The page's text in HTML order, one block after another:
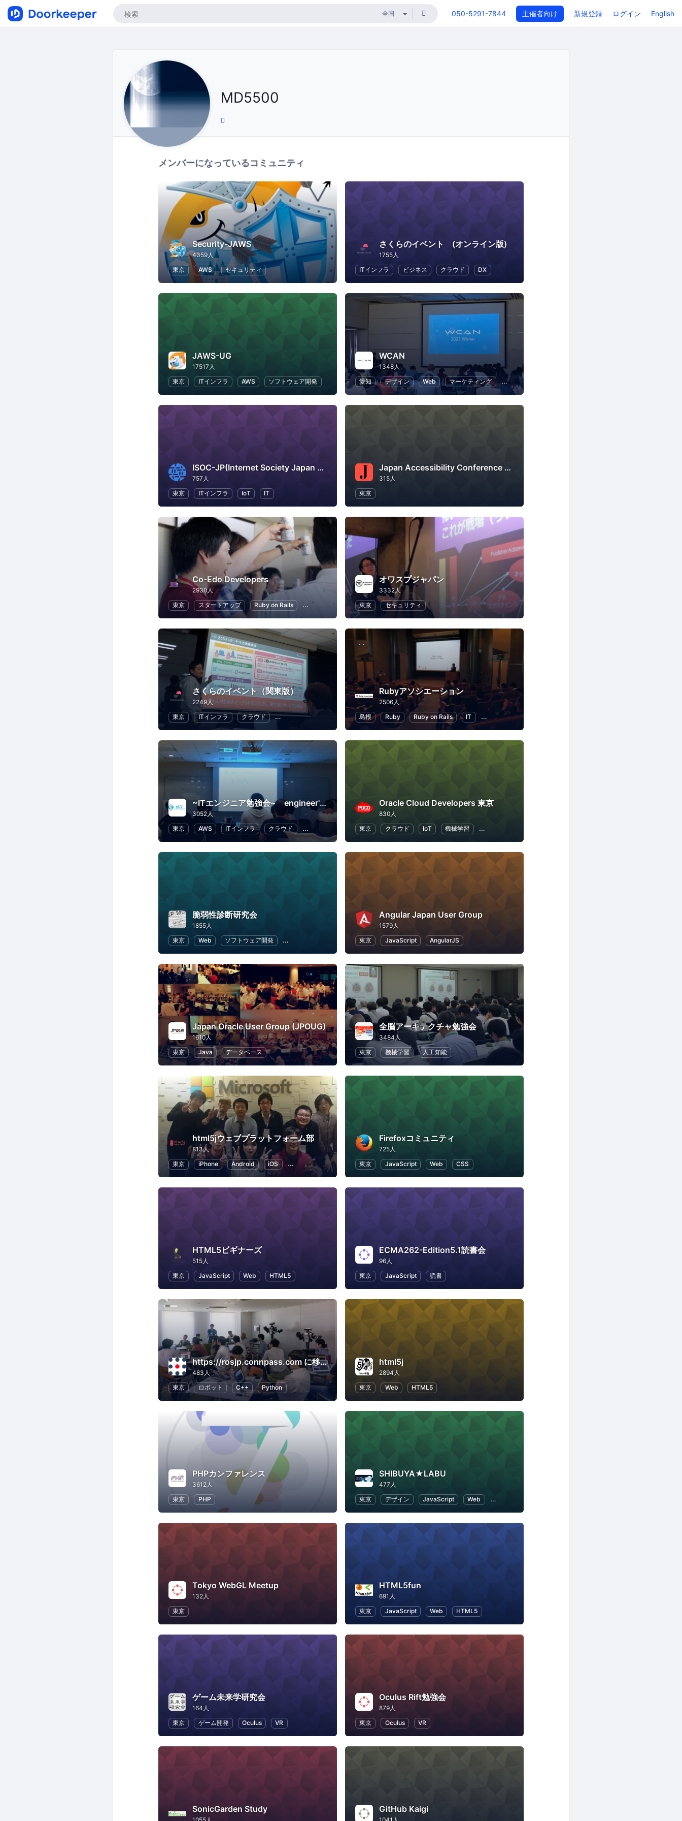
050-5291-7844 主催者向け 新規登録 ログイン English
MD5500
メンバーになっているコミュニティ
Security-JAWS
4359人
東京
AWS セキュリティ
さくらのイベント (オンライン版)
1755人
ITインフラ
ビジネス クラウド DX
JAWS-UG
17517人
東京
ITインフラ AWS ソフトウェア開発
WCAN
1348人
愛知
デザイン Web マーケティング プログラミング
ISOC-JP(Internet Society Japan Chapter)
757人
東京
ITインフラ IoT IT
Japan Accessibility Conference - digital information
315人
東京
Co-Edo Developers
2930人
東京
スタートアップ Ruby on Rails Git プログラミング アプリ開発
オワスプジャパン
3332人
東京
セキュリティ
さくらのイベント（関東版）
2249人
東京
ITインフラ クラウド 地域経済と地域社会 DX
Rubyアソシエーション
2506人
島根
Ruby Ruby on Rails IT 異業種交流
~ITエンジニア勉強会~ engineer's Learning･Vesper
3052人
東京
AWS ITインフラ クラウド Swift プログラミング
Oracle Cloud Developers 東京
830人
東京
クラウド IoT 機械学習 Node.js
脆弱性診断研究会
1855人
東京
Web ソフトウェア開発 セキュリティ アプリ開発 オープンソース
Angular Japan User Group
1579人
東京
JavaScript AngularJS
Japan Oracle User Group (JPOUG)
1610人
東京
Java データベース
全脳アーキテクチャ勉強会
3484人
東京
機械学習 人工知能
html5jウェブプラットフォーム部
813人
東京
iPhone Android iOS マーケティング Web
Firefoxコミュニティ
725人
東京
JavaScript Web CSS
HTML5ビギナーズ
515人
東京
JavaScript Web HTML5
ECMA262-Edition5.1読書会
96人
東京
JavaScript 読書
https://rosjp.connpass.com に移行済み
483人
東京
ロボット C++ Python
html5j
2894人
東京
Web HTML5
PHPカンファレンス
3612人
東京
PHP
SHIBUYA★LABU
477人
東京
デザイン JavaScript Web WordPress
Tokyo WebGL Meetup
132人
東京
HTML5fun
691人
東京
JavaScript Web HTML5
ゲーム未来学研究会
164人
東京
ゲーム開発 Oculus VR
Oculus Rift勉強会
879人
東京
Oculus VR
SonicGarden Study GitHub Kaigi